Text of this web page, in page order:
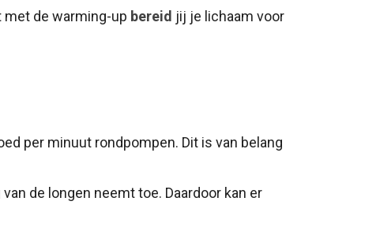
met de warming-up bereid jij je lichaam voor
per minuut rondpompen. Dit is van belang
de longen neemt toe. Daardoor kan er